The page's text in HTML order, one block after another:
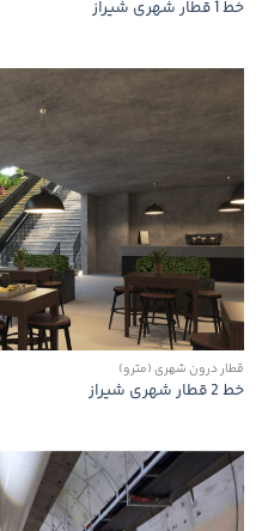
خط 1 قطار شهری شیراز
قطار درون شهری (مترو)
خط 2 قطار شهری شیراز